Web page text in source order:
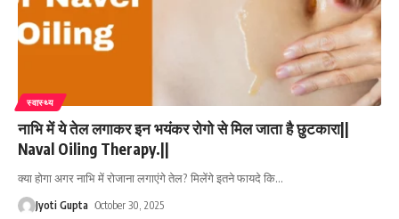
स्वास्थ्य
नाभि में ये तेल लगाकर इन भयंकर रोगो से मिल जाता है छुटकारा||
Naval Oiling Therapy.||
क्या होगा अगर नाभि में रोजाना लगाएंगे तेल? मिलेंगे इतने फायदे कि…
Jyoti Gupta October 30, 2025